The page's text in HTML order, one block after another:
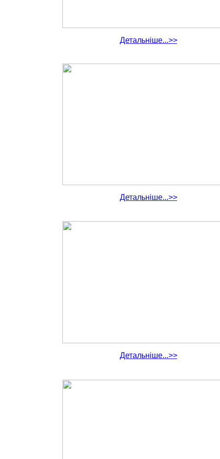
Детальніше...>>
Детальніше...>>
Детальніше...>>